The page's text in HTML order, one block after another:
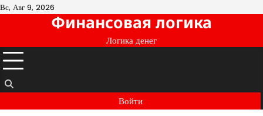
Перейти
Вс, Авг 9, 2026
Финансовая логика
Логика денег
Войти